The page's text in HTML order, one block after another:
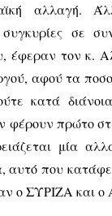
αλλαγή.
συγκυρίες σε
έφεραν τον κ.
αφού τα
κατά
φέρουν πρώτο
μία
αυτό που
ο ΣΥΡΙΖΑ και ο